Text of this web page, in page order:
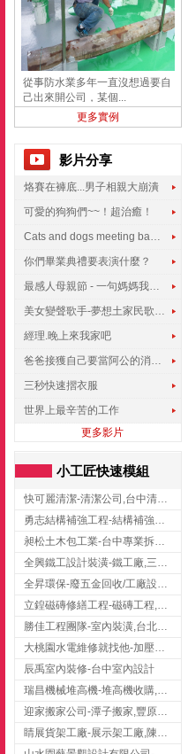
從事防水業多年一直沒想過要自
己出來開公司，某個...
更多實例
影片分享
烙賽在褲底...男子相親大崩潰
可愛的狗狗們~~！超治癒！
Cats and dogs meeting babies for the first time
你們畢業典禮要表演什麼？
最感人母親節 - 一句媽媽我愛你
美女變聲歌手-夢想土家民歌傳遍世界
經理.晚上來我家吧
爸爸接獲自己要當阿公的消息，反應史上最可愛!!!
三秒快速摺衣服
世界上最辛苦的工作
更多影片
小工匠快速模組
快可麗清潔-清潔公司,台中清潔公司,台中居家清潔
勇志結構補強工程-結構補強工程 ,桃園結構補強工程,龍潭結構補強工程
昶松土木包工業-台中專業拆除工程/挖土機出租
全興鐵工設計裝潢-鐵工廠,三峽鐵工廠,台北鐵工廠
全昇環保-廢五金回收/工廠設備收購/機械設備回收/高價收購廠房設備
立鍠磁磚修繕工程-磁磚工程,磁磚修補,新竹磁磚工程
勝佳工程團隊-室內裝潢,台北房屋裝修,三重室內裝修
大桃園水電維修就找他-加壓馬達,抽水馬達,桃園水電行,中壢水電
辰禹室內裝修-台中室內設計
瑞昌機械堆高機-堆高機收購,新北市堆高機,桃園堆高機
迎家搬家公司-潭子搬家,豐原搬家,大雅搬家,大甲搬家,台中推薦搬家,台中搬家
睛展貨架工廠-展示架工廠,陳列架,台中展示架工廠